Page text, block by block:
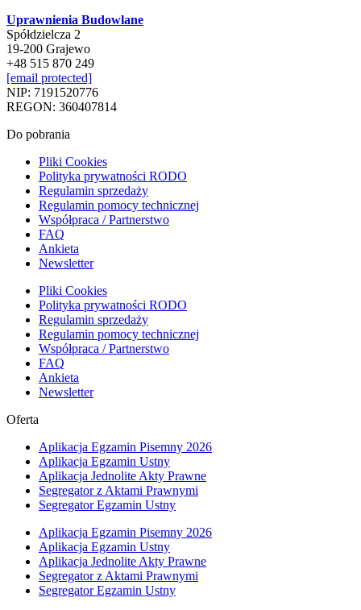
Uprawnienia Budowlane
Spółdzielcza 2
19-200 Grajewo
+48 515 870 249
[email protected]
NIP: 7191520776
REGON: 360407814
Do pobrania
Pliki Cookies
Polityka prywatności RODO
Regulamin sprzedaży
Regulamin pomocy technicznej
Współpraca / Partnerstwo
FAQ
Ankieta
Newsletter
Pliki Cookies
Polityka prywatności RODO
Regulamin sprzedaży
Regulamin pomocy technicznej
Współpraca / Partnerstwo
FAQ
Ankieta
Newsletter
Oferta
Aplikacja Egzamin Pisemny 2026
Aplikacja Egzamin Ustny
Aplikacja Jednolite Akty Prawne
Segregator z Aktami Prawnymi
Segregator Egzamin Ustny
Aplikacja Egzamin Pisemny 2026
Aplikacja Egzamin Ustny
Aplikacja Jednolite Akty Prawne
Segregator z Aktami Prawnymi
Segregator Egzamin Ustny